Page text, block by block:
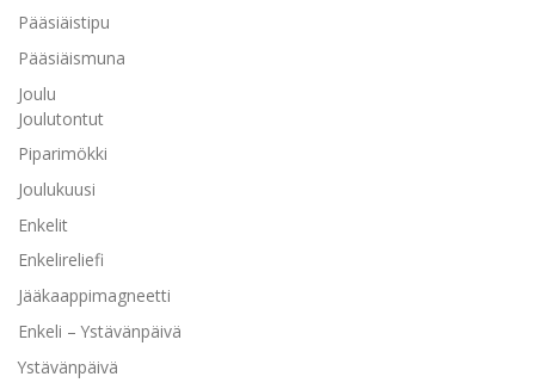
Pääsiäistipu
Pääsiäismuna
Joulu
Joulutontut
Piparimökki
Joulukuusi
Enkelit
Enkelireliefi
Jääkaappimagneetti
Enkeli – Ystävänpäivä
Ystävänpäivä